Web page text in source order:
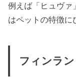
例えば「ヒュヴァ
はペットの特徴に
フィンラ